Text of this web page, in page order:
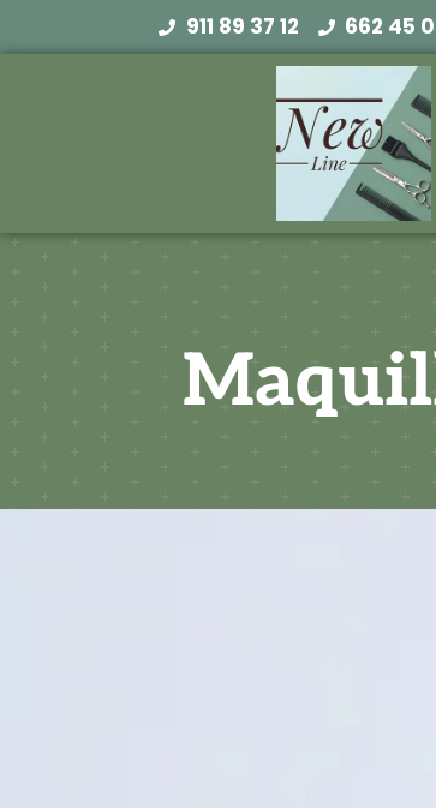
911 89 37 12 662 45